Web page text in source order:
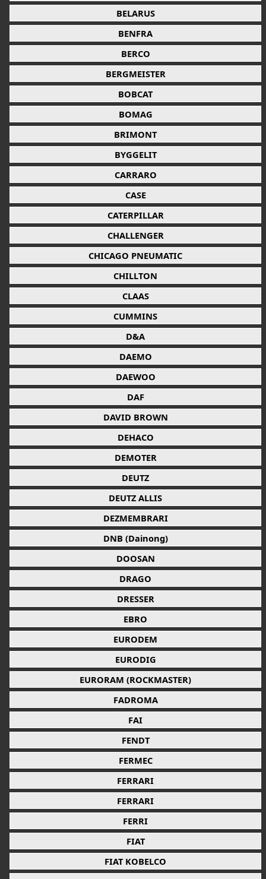
BELARUS
BENFRA
BERCO
BERGMEISTER
BOBCAT
BOMAG
BRIMONT
BYGGELIT
CARRARO
CASE
CATERPILLAR
CHALLENGER
CHICAGO PNEUMATIC
CHILLTON
CLAAS
CUMMINS
D&A
DAEMO
DAEWOO
DAF
DAVID BROWN
DEHACO
DEMOTER
DEUTZ
DEUTZ ALLIS
DEZMEMBRARI
DNB (Dainong)
DOOSAN
DRAGO
DRESSER
EBRO
EURODEM
EURODIG
EURORAM (ROCKMASTER)
FADROMA
FAI
FENDT
FERMEC
FERRARI
FERRARI
FERRI
FIAT
FIAT KOBELCO